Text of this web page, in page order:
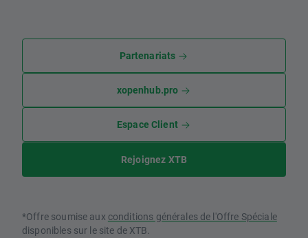
Partenariats
xopenhub.pro
Espace Client
Rejoignez XTB
*Offre soumise aux conditions générales de l'Offre Spéciale
disponibles sur le site de XTB.